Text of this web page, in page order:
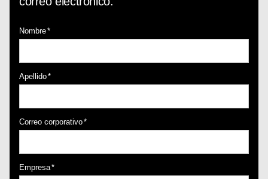
Nombre*
Apellido*
Correo corporativo*
Empresa*